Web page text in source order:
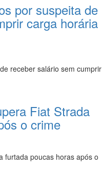
por suspeita de
carga horária
receber salário sem cumprir
Fiat Strada
o crime
furtada poucas horas após o